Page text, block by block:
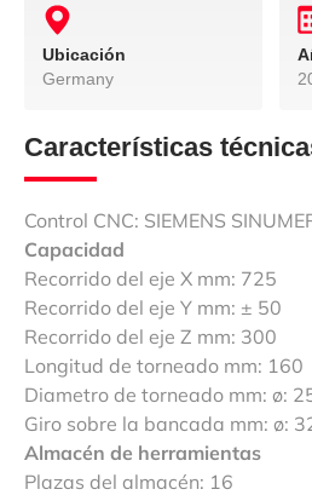
Ubicación
Germany
Características
Control CNC: SIEMENS
Capacidad
Recorrido del eje X mm: 725
Recorrido del eje Y mm: ± 50
Recorrido del eje Z mm: 300
Longitud de torneado mm: 160
Diametro de torneado mm: ø:
Giro sobre la bancada mm: ø:
Almacén de herramientas
Plazas del almacén: 16